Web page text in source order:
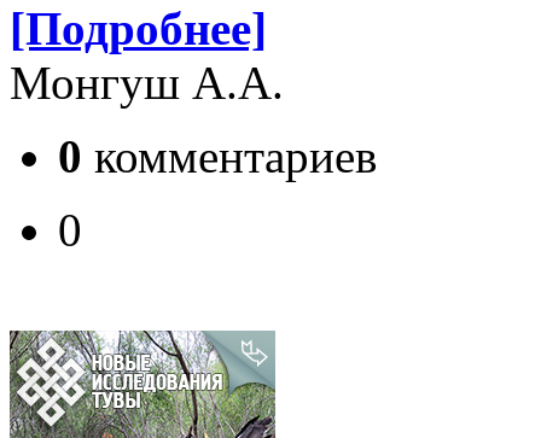
[Подробнее]
Монгуш А.А.
0 комментариев
0